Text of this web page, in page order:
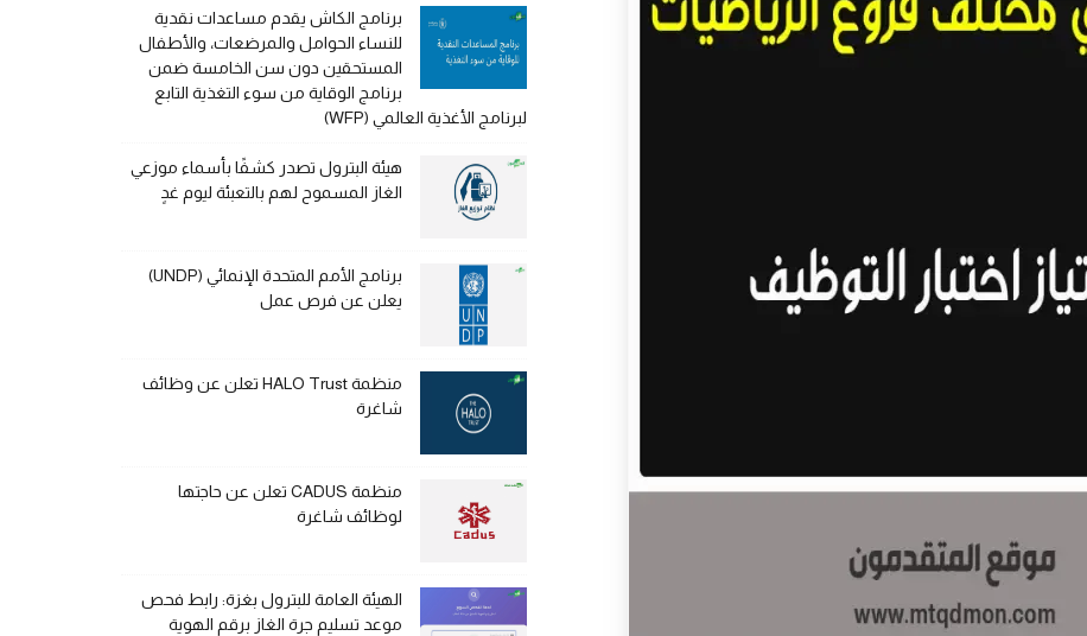
برنامج الكاش يقدم مساعدات نقدية
للنساء الحوامل والمرضعات، والأطفال
المستحقين دون سن الخامسة ضمن
برنامج الوقاية من سوء التغذية التابع
لبرنامج الأغذية العالمي (WFP)
هيئة البترول تصدر كشفًا بأسماء موزعي
الغاز المسموح لهم بالتعبئة ليوم غدٍ
برنامج الأمم المتحدة الإنمائي (UNDP)
يعلن عن فرص عمل
منظمة HALO Trust تعلن عن وظائف
شاغرة
منظمة CADUS تعلن عن حاجتها
لوظائف شاغرة
الهيئة العامة للبترول بغزة: رابط فحص
موعد تسليم جرة الغاز برقم الهوية